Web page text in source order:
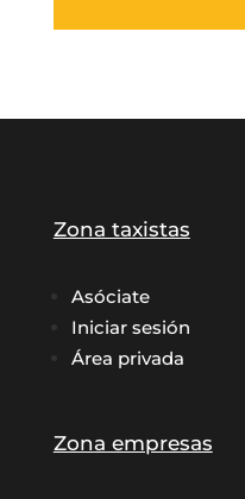
Zona taxistas
Asóciate
Iniciar sesión
Área privada
Zona empresas